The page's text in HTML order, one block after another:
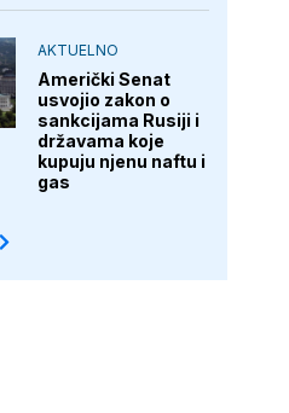
AKTUELNO
Američki Senat
usvojio zakon o
sankcijama Rusiji i
državama koje
kupuju njenu naftu i
gas